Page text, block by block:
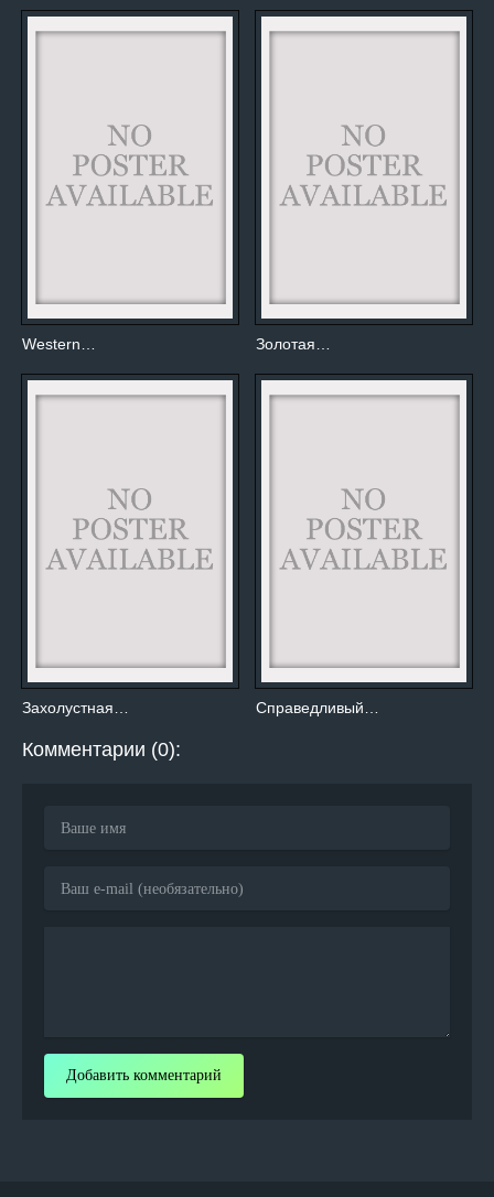
Western… Золотая…
Захолустная… Справедливый…
Комментарии (0):
Добавить комментарий